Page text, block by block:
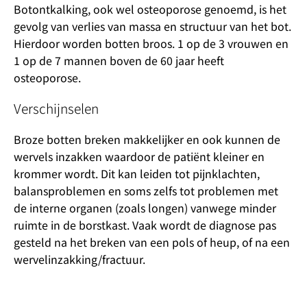
Botontkalking, ook wel osteoporose genoemd, is het
gevolg van verlies van massa en structuur van het bot.
Hierdoor worden botten broos. 1 op de 3 vrouwen en
1 op de 7 mannen boven de 60 jaar heeft
osteoporose.
Verschijnselen
Broze botten breken makkelijker en ook kunnen de
wervels inzakken waardoor de patiënt kleiner en
krommer wordt. Dit kan leiden tot pijnklachten,
balansproblemen en soms zelfs tot problemen met
de interne organen (zoals longen) vanwege minder
ruimte in de borstkast. Vaak wordt de diagnose pas
gesteld na het breken van een pols of heup, of na een
wervelinzakking/fractuur.